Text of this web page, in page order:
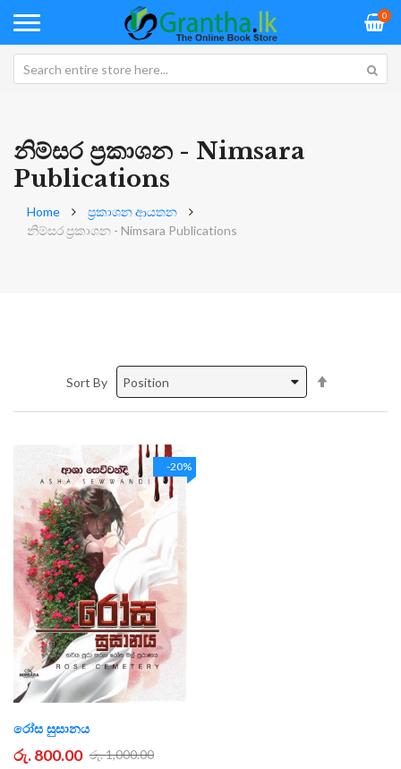
0
නිම්සර ප්‍රකාශන - Nimsara
Publications
Home
ප්‍රකාශන ආයතන
නිම්සර ප්‍රකාශන - Nimsara Publications
Sort By
Direction
-20%
රෝස සුසානය
රු. 800.00 රු. 1,000.00